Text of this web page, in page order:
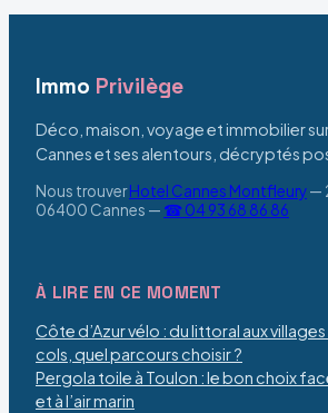
Immo Privilège
Déco, maison, voyage et immobilier
Cannes et ses alentours, décryptés
Nous trouverHotel Cannes Montfleury—
06400 Cannes — ☎ 04 93 68 86 86
À LIRE EN CE MOMENT
Côte d’Azur vélo : du littoral aux
cols, quel parcours choisir ?
Pergola toile à Toulon : le bon choix
et à l’air marin